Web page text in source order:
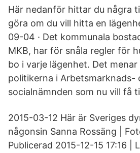
Här nedanför hittar du några
göra om du vill hitta en
09-04 · Det kommunala
MKB, har för snåla regler för
bo i varje lägenhet. Det menar
politikerna i Arbetsmarknads-
socialnämnden som nu vill få
2015-03-12 Här är Sveriges
någonsin Sanna Rossäng |
Publicerad 2015-12-15 17:16 |